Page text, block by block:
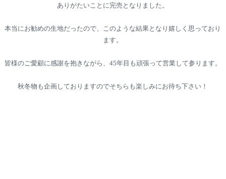
ありがたいことに完売となりました。
本当にお勧めの生地だったので、このような結果となり嬉しく思っており
ます。
皆様のご愛顧に感謝を抱きながら、45年目も頑張って営業して参ります。
秋冬物も企画しておりますのでそちらも楽しみにお待ち下さい！